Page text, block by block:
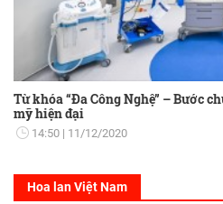
Từ khóa “Đa Công Nghệ” – Bước
mỹ hiện đại
14:50 11/12/2020
Hoa lan Việt Nam